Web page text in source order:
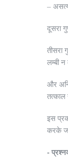
–
दूसरा
तीसरा
लम्बी
और
इस
करके
-